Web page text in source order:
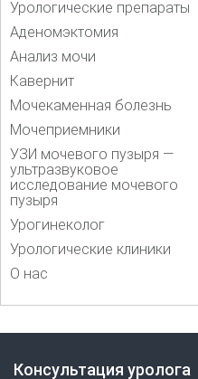
Урологические препараты
Аденомэктомия
Анализ мочи
Кавернит
Мочекаменная болезнь
Мочеприемники
УЗИ мочевого пузыря —
ультразвуковое
исследование мочевого
пузыря
Урогинеколог
Урологические клиники
О нас
Консультация уролога